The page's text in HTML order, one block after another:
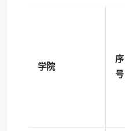
学院
序
号